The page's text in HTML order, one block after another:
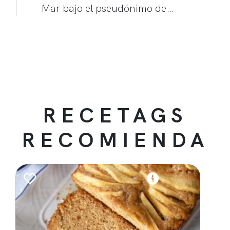
Mar bajo el pseudónimo de…
RECETAGS
RECOMIENDA